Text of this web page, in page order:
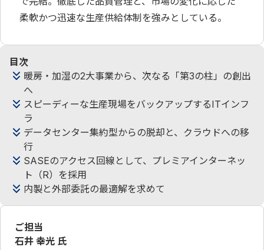
柔軟かつ迅速な生産供給体制を強みとしている。
目次
暖房・加湿の2大事業から、次なる「第3の柱」の創出
へ
スピーディーな生産現場をバックアップするITインフ
ラ
データセンター集約型からの脱却と、クラウドへの移
行
SASEのアクセス回線として、プレミアインターネッ
ト（R）を採用
内製と外部委託の最適解を求めて
ご担当
石井 幸光 氏